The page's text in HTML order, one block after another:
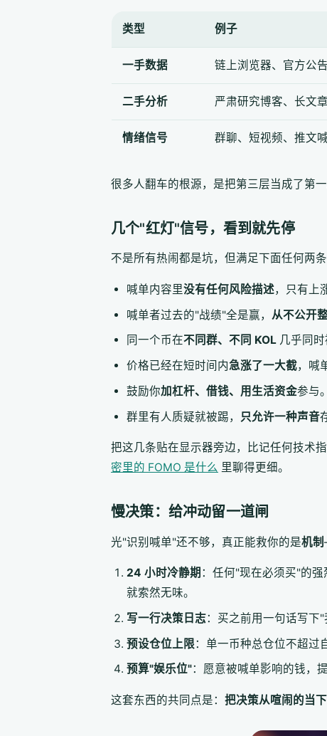
类型 例子
一手数据 链上浏览器、官方公
二手分析 严肃研究博客、长文
情绪信号 群聊、短视频、推文
很多人翻车的根源，是把第三层当成了第
几个"红灯"信号，看到就先停
不是所有热闹都是坑，但满足下面任何两
喊单内容里没有任何风险描述，只有上
喊单者过去的"战绩"全是赢， 从不公开
同一个币在不同群、不同 KOL几乎同时
价格已经在短时间内急涨了一大截，喊
鼓励你加杠杆、借钱、用生活资金参与。
群里有人质疑就被踢，
只允许一种声音
把这几条贴在显示器旁边，比记任何技术
密里的 FOMO 是什么 里聊得更细。
慢决策：给冲动留一道闸
光"识别喊单"还不够，真正能救你的是机制
24 小时冷静期 ：任何"现在必须买"的
就索然无味。
写一行决策日志：买之前用一句话写下"
预设仓位上限：单一币种总仓位不超过
预算"娱乐位"：愿意被喊单影响的钱，
这套东西的共同点是： 把决策从喧闹的当